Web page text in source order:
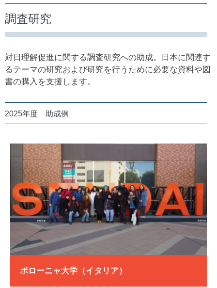
調査研究
対日理解促進に関する調査研究への助成。日本に関連す
るテーマの研究および研究を行うために必要な資料や図
書の購入を支援します。
2025年度 助成例
ボローニャ大学（イタリア）